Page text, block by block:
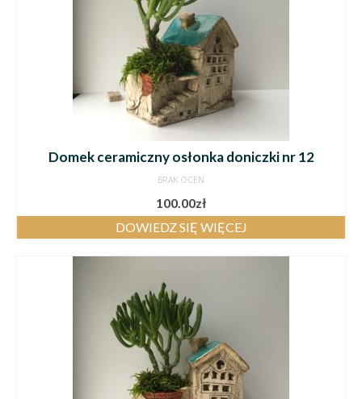
Domek ceramiczny osłonka doniczki nr 12
BRAK OCEN
100.00zł
DOWIEDZ SIĘ WIĘCEJ